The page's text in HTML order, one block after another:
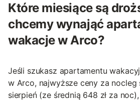
Które miesiące są
chcemy wynająć
wakacje w Arco?
Jeśli szukasz apartamentu
w Arco, najwyższe ceny za nocleg
sierpień (ze średnią 648 zł za